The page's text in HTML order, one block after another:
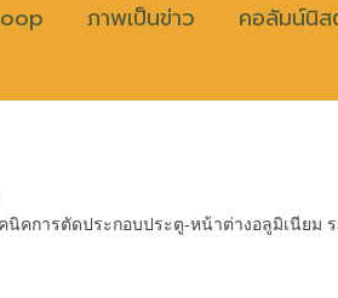
ภาพเป็นข่าว
คอลัมน์นิ
นิคการตัดประกอบประตู-หน้าต่างอลูมิเนียม